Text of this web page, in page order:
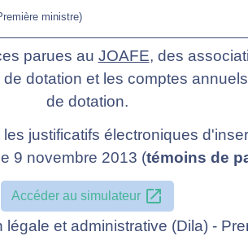
ministre)
parues au JOAFE, des
dotation et les comptes
de dotation.
justificatifs électroniques
9 novembre 2013 (témoins de
Accéder au simulateur open_in_new
légale et administrative (Dila) -